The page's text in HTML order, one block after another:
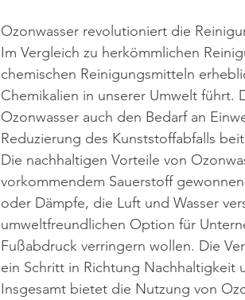
Ozonwasser revolutioniert die
Im Vergleich zu herkömmlichen
chemischen Reinigungsmitteln
Chemikalien in unserer Umwelt führt.
Ozonwasser auch den Bedarf an
Reduzierung des Kunststoffabfalls
Die nachhaltigen Vorteile von
vorkommendem Sauerstoff
oder Dämpfe, die Luft und Wasser
umweltfreundlichen Option für
Fußabdruck verringern wollen. Die
ein Schritt in Richtung Nachhaltigkeit
Insgesamt bietet die Nutzung von